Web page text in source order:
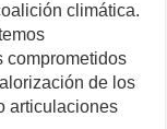
climática.
comprometidos
de los
articulaciones